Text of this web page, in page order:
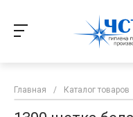
Главная / Каталог товаров